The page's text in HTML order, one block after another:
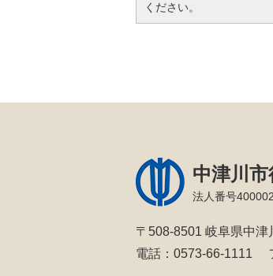
ください。
中津川市
法人番号
〒508-8501 岐阜県中津
電話：0573-66-1111